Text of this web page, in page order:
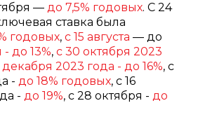
— до 7,5% годовых. С 24
ставка была
годовых, с 15 августа — до
- до 13%, с 30 октября 2023
декабря 2023 года - до 16%, с
- до 18% годовых, с 16
- до 19%, с 28 октября - до